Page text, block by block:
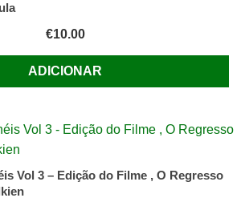
€10.00
ADICIONAR
Vol 3 – Edição do Filme , O Regresso